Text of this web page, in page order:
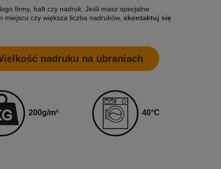
firmy, haft czy nadruk. Jeśli masz specjalne
czy większa liczba nadruków, skontaktuj się
nadruku na ubraniach
200g/m² 40°C